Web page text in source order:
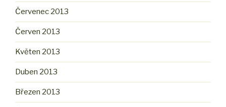
Červenec 2013
Červen 2013
Květen 2013
Duben 2013
Březen 2013